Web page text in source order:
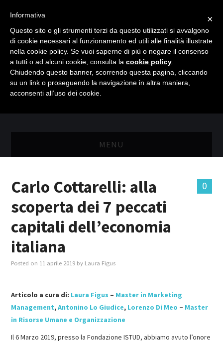
MENU
MASTER MARKETING & RETAIL
SCIENZIATI IN AZIENDA
MASTER IN FOOD & BEVERAGE
TUTTI
0
Carlo Cottarelli: alla
scoperta dei 7 peccati
capitali dell’economia
italiana
Posted on 11 aprile 2019 by Laura Figus
Articolo a cura di: Laura Figus – Master in Marketing
Management,Antonino Lo Giudice, Lorenzo Di Meo – Master
in Risorse Umane e Organizzazione
Il 6 Marzo 2019, presso la Fondazione ISTUD, abbiamo avuto l’onore
×
Informativa
Questo sito o gli strumenti terzi da questo utilizzati si avvalgono
di cookie necessari al funzionamento ed utili alle finalità illustrate
nella cookie policy. Se vuoi saperne di più o negare il consenso
a tutti o ad alcuni cookie, consulta la cookie policy
Chiudendo questo banner, scorrendo questa pagina, cliccando
su un link o proseguendo la navigazione in altra maniera,
acconsenti all’uso dei cookie.